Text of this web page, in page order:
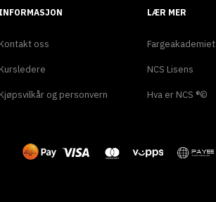
INFORMASJON
Kontakt oss
Kursledere
Kjøpsvilkår og personvern
LÆR MER
Fargeakademiet
NCS Lisens
Hva er NCS ®©